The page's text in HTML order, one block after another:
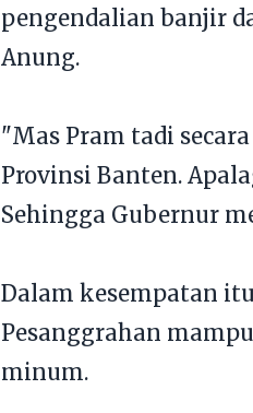
pengendalian banjir
Anung.
"Mas Pram tadi
Provinsi Banten.
Sehingga Gubernur
Dalam kesempatan
Pesanggrahan
minum.